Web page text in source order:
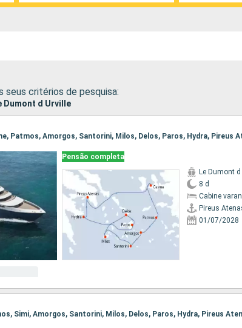
seus critérios de pesquisa:
Dumont d Urville
Patmos, Amorgos, Santorini, Milos, Delos, Paros, Hydra, Pireus
Pensão completa
Le Dumont
8 d
Cabine
Pireus
01/07/2028
Simi, Amorgos, Santorini, Milos, Delos, Paros, Hydra, Pireus